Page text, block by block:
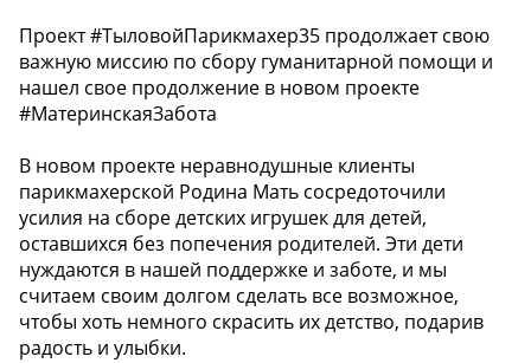
Проект #ТыловойПарикмахер35 продолжает свою
важную миссию по сбору гуманитарной помощи и
нашел свое продолжение в новом проекте
#МатеринскаяЗабота
В новом проекте неравнодушные клиенты
парикмахерской Родина Мать сосредоточили
усилия на сборе детских игрушек для детей,
оставшихся без попечения родителей. Эти дети
нуждаются в нашей поддержке и заботе, и мы
считаем своим долгом сделать все возможное,
чтобы хоть немного скрасить их детство, подарив
радость и улыбки.